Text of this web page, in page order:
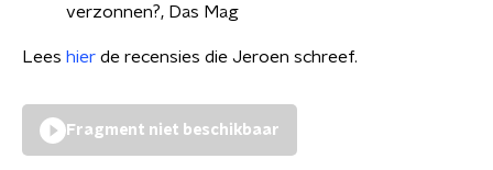
verzonnen?, Das Mag
Lees hier de recensies die Jeroen schreef.
Fragment niet beschikbaar